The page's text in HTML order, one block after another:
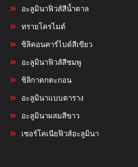
อะลูมินาฟิวส์สีน้ำตาล
ทรายโครไมต์
ซิลิคอนคาร์ไบด์สีเขียว
อะลูมินาฟิวส์สีชมพู
ซิลิกาตกตะกอน
อะลูมินาแบบตาราง
อะลูมินาผสมสีขาว
เซอร์โคเนียฟิวส์อะลูมินา